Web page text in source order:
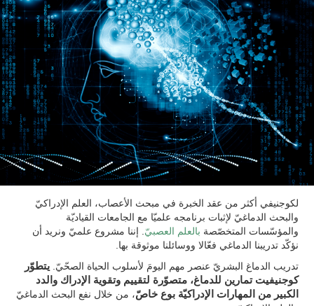
لكوجنيفي أكثر من عقد الخبرة في مبحث الأعصاب، العلم الإدراكيّ
والبحث الدماغيّ لإثبات برنامجه علميّا مع الجامعات القياديّة
والمؤسّسات المتخصّصة بالعلم العصبيّ . إننا مشروع علميّ ونريد أن
نؤكّد تدريبنا الدماغي فعّالا ووسائلنا موثوقة بها.
تدريب الدماغ البشريّ عنصر مهم اليومَ لأسلوب الحياة الصحّيّ.يتطوّر
كوجنيفيت تمارين للدماغ، متصوّرة لتقييم وتقوية الإدراك والدد
الكبير من المهارات الإدراكيّة بوع خاصّ، من خلال نفع البحث الدماغيّ